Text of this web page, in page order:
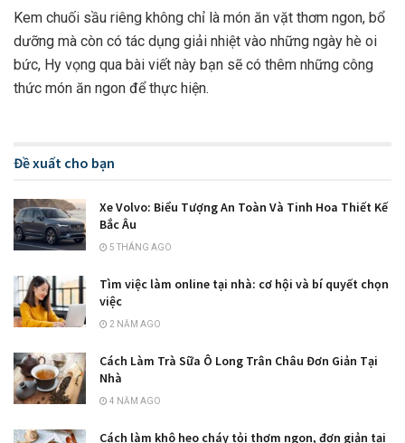
Kem chuối sầu riêng không chỉ là món ăn vặt thơm ngon, bổ
dưỡng mà còn có tác dụng giải nhiệt vào những ngày hè oi
bức, Hy vọng qua bài viết này bạn sẽ có thêm những công
thức món ăn ngon để thực hiện.
Đề xuất cho bạn
Xe Volvo: Biểu Tượng An Toàn Và Tinh Hoa Thiết Kế
Bắc Âu
5 THÁNG AGO
Tìm việc làm online tại nhà: cơ hội và bí quyết chọn
việc
2 NĂM AGO
Cách Làm Trà Sữa Ô Long Trân Châu Đơn Giản Tại
Nhà
4 NĂM AGO
Cách làm khô heo cháy tỏi thơm ngon, đơn giản tại